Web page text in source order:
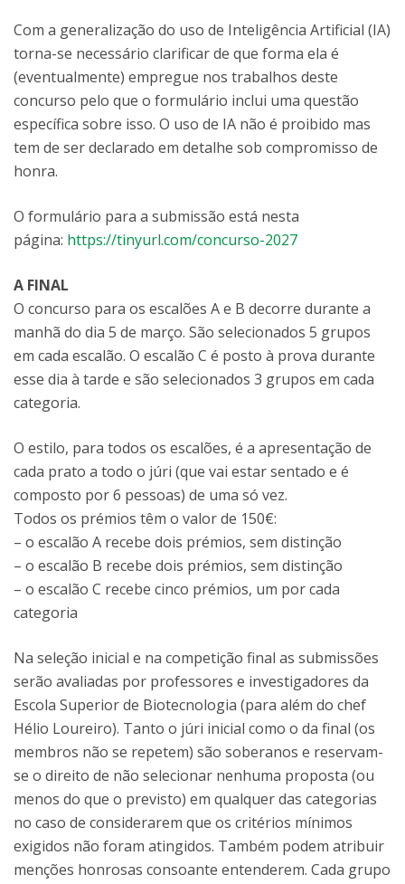
Com a generalização do uso de Inteligência Artificial (IA)
torna-se necessário clarificar de que forma ela é
(eventualmente) empregue nos trabalhos deste
concurso pelo que o formulário inclui uma questão
específica sobre isso. O uso de IA não é proibido mas
tem de ser declarado em detalhe sob compromisso de
honra.
O formulário para a submissão está nesta
página: https://tinyurl.com/concurso-2027
A FINAL
O concurso para os escalões A e B decorre durante a
manhã do dia 5 de março. São selecionados 5 grupos
em cada escalão. O escalão C é posto à prova durante
esse dia à tarde e são selecionados 3 grupos em cada
categoria.
O estilo, para todos os escalões, é a apresentação de
cada prato a todo o júri (que vai estar sentado e é
composto por 6 pessoas) de uma só vez.
Todos os prémios têm o valor de 150€:
– o escalão A recebe dois prémios, sem distinção
– o escalão B recebe dois prémios, sem distinção
– o escalão C recebe cinco prémios, um por cada
categoria
Na seleção inicial e na competição final as submissões
serão avaliadas por professores e investigadores da
Escola Superior de Biotecnologia (para além do chef
Hélio Loureiro). Tanto o júri inicial como o da final (os
membros não se repetem) são soberanos e reservam-
se o direito de não selecionar nenhuma proposta (ou
menos do que o previsto) em qualquer das categorias
no caso de considerarem que os critérios mínimos
exigidos não foram atingidos. Também podem atribuir
menções honrosas consoante entenderem. Cada grupo